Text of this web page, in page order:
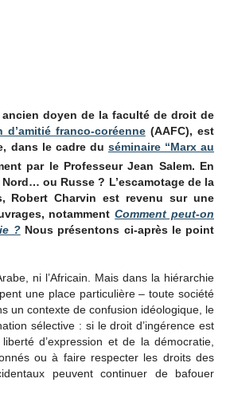
doyen de la faculté de droit de
franco-coréenne(AAFC), est
dans le cadre du séminaire “Marx au
par le Professeur Jean Salem. En
ou Russe ? L’escamotage de la
Robert Charvin est revenu sur une
notammentComment peut-on
? Nous présentons ci-après le point
ni l’Africain. Mais dans la hiérarchie
une place particulière – toute société
un contexte de confusion idéologique, le
sélective : si le droit d’ingérence est
d’expression et de la démocratie,
ou à faire respecter les droits des
peuvent continuer de bafouer